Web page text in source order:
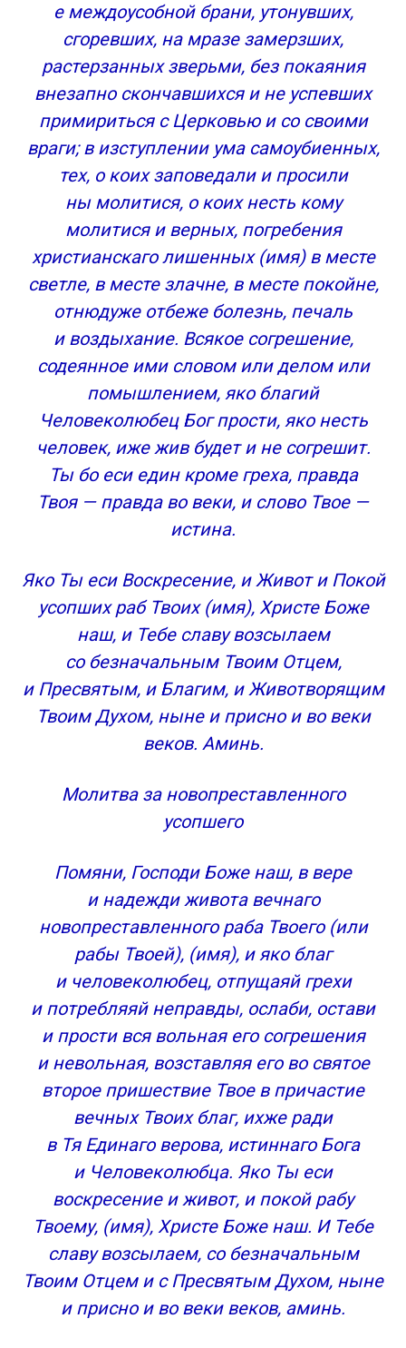
е междоусобной брани, утонувших,
сгоревших, на мразе замерзших,
растерзанных зверьми, без покаяния
внезапно скончавшихся и не успевших
примириться с Церковью и со своими
враги; в изступлении ума самоубиенных,
тех, о коих заповедали и просили
ны молитися, о коих несть кому
молитися и верных, погребения
христианскаго лишенных (имя) в месте
светле, в месте злачне, в месте покойне,
отнюдуже отбеже болезнь, печаль
и воздыхание. Всякое согрешение,
содеянное ими словом или делом или
помышлением, яко благий
Человеколюбец Бог прости, яко несть
человек, иже жив будет и не согрешит.
Ты бо еси един кроме греха, правда
Твоя — правда во веки, и слово Твое —
истина.
Яко Ты еси Воскресение, и Живот и Покой
усопших раб Твоих (имя), Христе Боже
наш, и Тебе славу возсылаем
со безначальным Твоим Отцем,
и Пресвятым, и Благим, и Животворящим
Твоим Духом, ныне и присно и во веки
веков. Аминь.
Молитва за новопреставленного
усопшего
Помяни, Господи Боже наш, в вере
и надежди живота вечнаго
новопреставленного раба Твоего (или
рабы Твоей), (имя), и яко благ
и человеколюбец, отпущаяй грехи
и потребляяй неправды, ослаби, остави
и прости вся вольная его согрешения
и невольная, возставляя его во святое
второе пришествие Твое в причастие
вечных Твоих благ, ихже ради
в Тя Единаго верова, истиннаго Бога
и Человеколюбца. Яко Ты еси
воскресение и живот, и покой рабу
Твоему, (имя), Христе Боже наш. И Тебе
славу возсылаем, со безначальным
Твоим Отцем и с Пресвятым Духом, ныне
и присно и во веки веков, аминь.